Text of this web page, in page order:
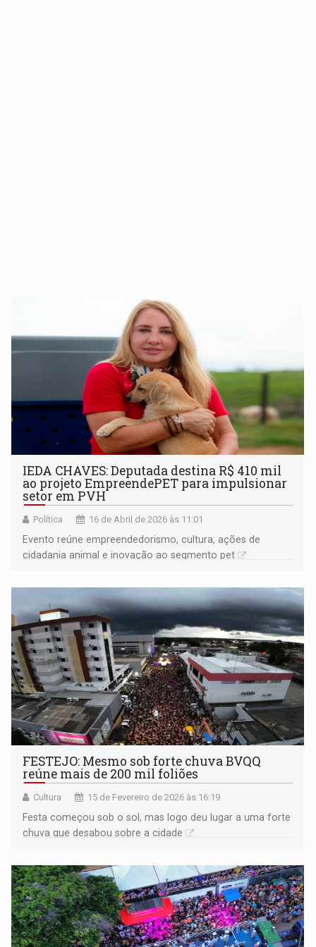
IEDA CHAVES: Deputada destina R$ 410 mil
ao projeto EmpreendePET para impulsionar
setor em PVH
Política 16 de Abril de 2026 às 11:01
Evento reúne empreendedorismo, cultura, ações de
cidadania animal e inovação ao segmento pet
FESTEJO: Mesmo sob forte chuva BVQQ
reúne mais de 200 mil foliões
Cultura 15 de Fevereiro de 2026 às 16:19
Festa começou sob o sol, mas logo deu lugar a uma forte
chuva que desabou sobre a cidade